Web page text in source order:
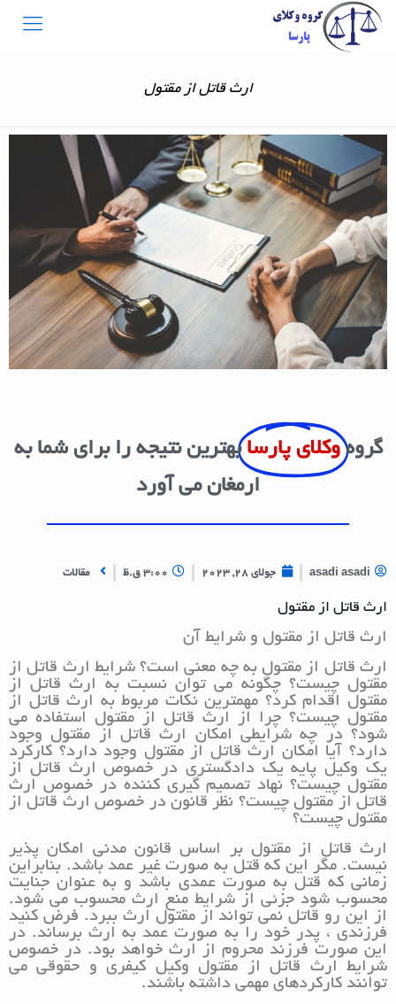
ارث قاتل از مقتول
گروه وکلای پارسا بهترین نتیجه را برای شما به
ارمغان می آورد
asadi asadi جولای 28, 2023 3:00 ق.ظ مقالات
ارث قاتل از مقتول
ارث قاتل از مقتول و شرایط آن
ارث قاتل از مقتول به چه معنی است؟ شرایط ارث قاتل از
مقتول چیست؟ چگونه می توان نسبت به ارث قاتل از
مقتول اقدام کرد؟ مهمترین نکات مربوط به ارث قاتل از
مقتول چیست؟ چرا از ارث قاتل از مقتول استفاده می
شود؟ در چه شرایطی امکان ارث قاتل از مقتول وجود
دارد؟ آیا امکان ارث قاتل از مقتول وجود دارد؟ کارکرد
یک وکیل پایه یک دادگستری در خصوص ارث قاتل از
مقتول چیست؟ نهاد تصمیم گیری کننده در خصوص ارث
قاتل از مقتول چیست؟ نظر قانون در خصوص ارث قاتل از
مقتول چیست؟
ارث قاتل از مقتول بر اساس قانون مدنی امکان پذیر
نیست. مگر این که قتل به صورت غیر عمد باشد. بنابراین
زمانی که قتل به صورت عمدی باشد و به عنوان جنایت
محسوب شود جزئی از شرایط منع ارث محسوب می شود.
از این رو قاتل نمی تواند از مقتول ارث ببرد. فرض کنید
فرزندی ، پدر خود را به صورت عمد به ارث برساند. در
این صورت فرزند محروم از ارث خواهد بود. در خصوص
شرایط ارث قاتل از مقتول وکیل کیفری و حقوقی می
توانند کارکردهای مهمی داشته باشند.